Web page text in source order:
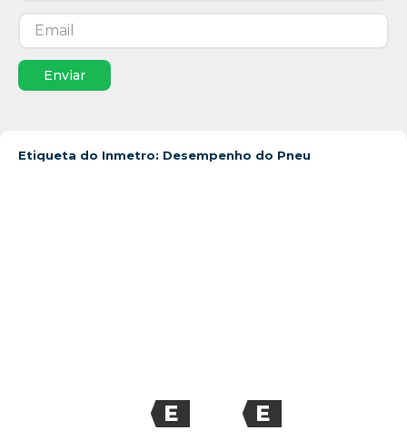
Enviar
Etiqueta do Inmetro: Desempenho do Pneu
E E